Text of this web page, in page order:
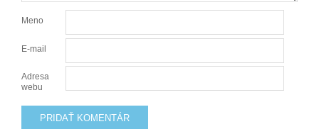
Meno
E-mail
Adresa
webu